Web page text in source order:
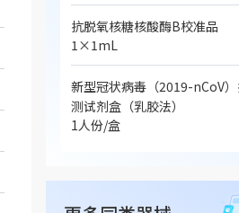
抗脱氧核糖核酸酶B校准品
1×1mL
新型冠状病毒（2019-nCoV
测试剂盒（乳胶法）
1人份/盒